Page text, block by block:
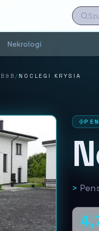
Nekrologi
/ NOCLEGI KRYSIA
>